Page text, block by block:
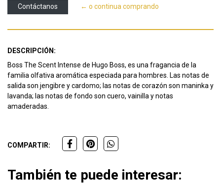
Contáctanos ← o continua comprando
DESCRIPCIÓN:
Boss The Scent Intense de Hugo Boss, es una fragancia de la
familia olfativa aromática especiada para hombres. Las notas de
salida son jengibre y cardomo; las notas de corazón son maninka y
lavanda; las notas de fondo son cuero, vainilla y notas
amaderadas.
COMPARTIR:
También te puede interesar: